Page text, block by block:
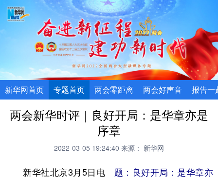
新华网首页 专题首页 两会零距离 两会好声音 报告一
两会新华时评｜良好开局：是华章亦是
序章
2022-03-05 19:24:40 来源： 新华网
新华社北京3月5日电 题：良好开局：是华章亦